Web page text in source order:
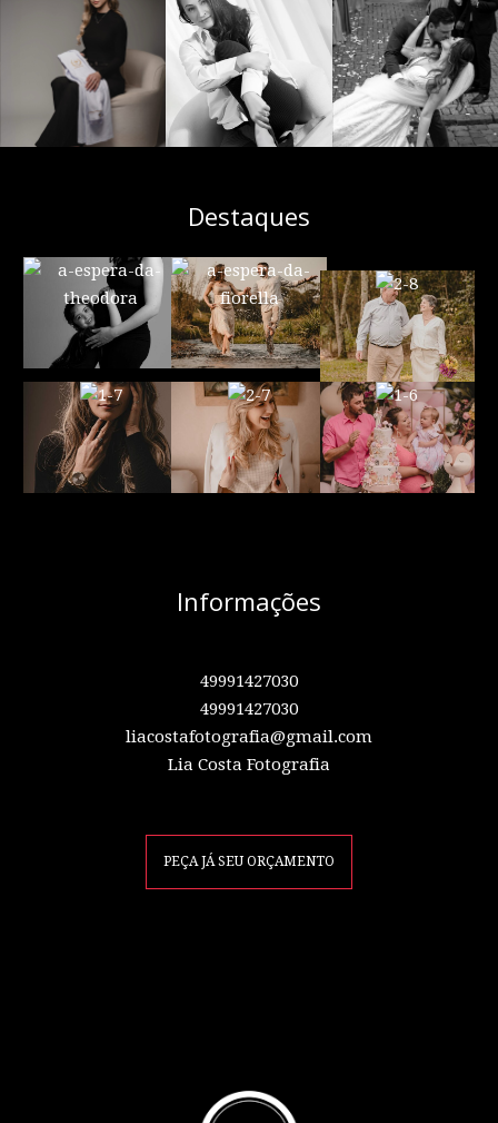
Destaques
Informações
49991427030
49991427030
liacostafotografia@gmail.com
Lia Costa Fotografia
PEÇA JÁ SEU ORÇAMENTO